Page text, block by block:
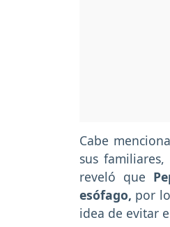
Cabe
sus
reveló que
esófago, por
idea de evitar